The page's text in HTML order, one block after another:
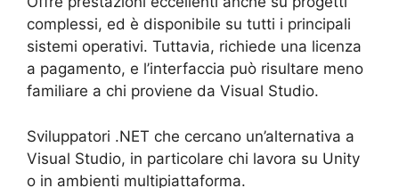
complessi, ed è disponibile su tutti i principali
sistemi operativi. Tuttavia, richiede una licenza
a pagamento, e l’interfaccia può risultare meno
familiare a chi proviene da Visual Studio.
Sviluppatori .NET che cercano un’alternativa a
Visual Studio, in particolare chi lavora su Unity
o in ambienti multipiattaforma.